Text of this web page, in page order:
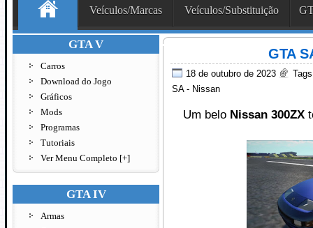
Veículos/Marcas Veículos/Substituição
GTA V
Carros
Download do Jogo
Gráficos
Mods
Programas
Tutoriais
Ver Menu Completo [+]
GTA IV
Armas
GTA
18 de outubro de 2023
SA - Nissan
Um belo Nissan 300ZX